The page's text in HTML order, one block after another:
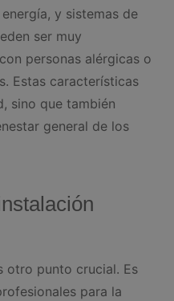
y sistemas de
ser muy
personas alérgicas o
Estas características
sino que también
general de los
otro punto crucial. Es
para la